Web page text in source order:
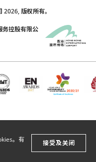
。有
接受及关闭
2026, 版权所有。
务控股有限公